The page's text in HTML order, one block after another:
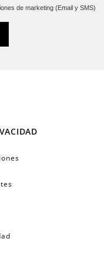
de marketing (Email y SMS)